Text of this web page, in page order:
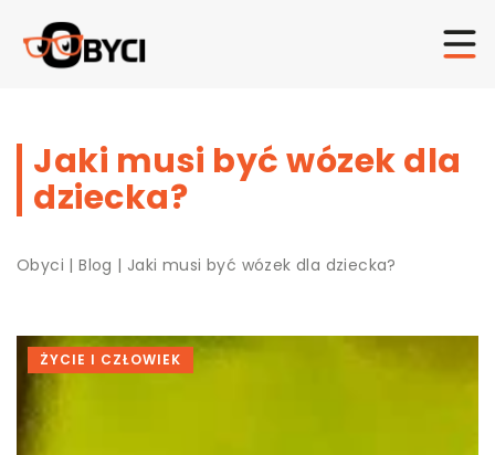
Jaki musi być wózek dla
dziecka?
Obyci |Blog | Jaki musi być wózek dla dziecka?
ŻYCIE I CZŁOWIEK